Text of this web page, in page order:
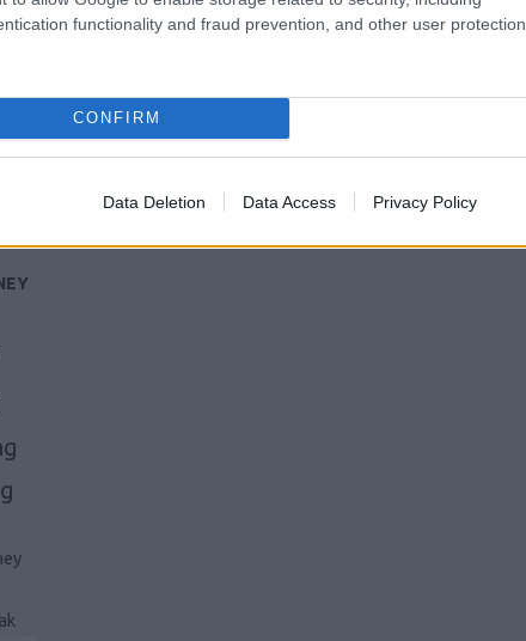
functionality and fraud prevention, and other user protection.
CONFIRM
Data Deletion Data Access Privacy Policy